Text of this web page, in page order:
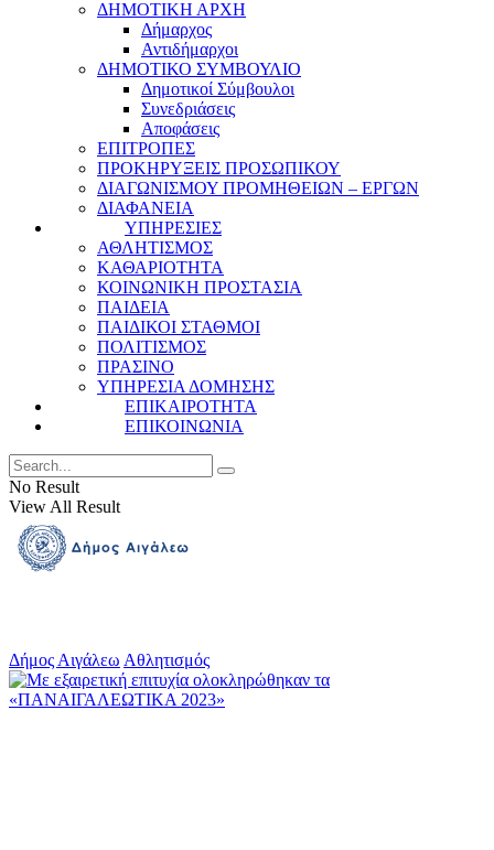
ΔΗΜΟΤΙΚΗ ΑΡΧΗ
Δήμαρχος
Αντιδήμαρχοι
ΔΗΜΟΤΙΚΟ ΣΥΜΒΟΥΛΙΟ
Δημοτικοί Σύμβουλοι
Συνεδριάσεις
Αποφάσεις
ΕΠΙΤΡΟΠΕΣ
ΠΡΟΚΗΡΥΞΕΙΣ ΠΡΟΣΩΠΙΚΟΥ
ΔΙΑΓΩΝΙΣΜΟΥ ΠΡΟΜΗΘΕΙΩΝ – ΕΡΓΩΝ
ΔΙΑΦΑΝΕΙΑ
ΥΠΗΡΕΣΙΕΣ
ΑΘΛΗΤΙΣΜΟΣ
ΚΑΘΑΡΙΟΤΗΤΑ
ΚΟΙΝΩΝΙΚΗ ΠΡΟΣΤΑΣΙΑ
ΠΑΙΔΕΙΑ
ΠΑΙΔΙΚΟΙ ΣΤΑΘΜΟΙ
ΠΟΛΙΤΙΣΜΟΣ
ΠΡΑΣΙΝΟ
ΥΠΗΡΕΣΙΑ ΔΟΜΗΣΗΣ
ΕΠΙΚΑΙΡΟΤΗΤΑ
ΕΠΙΚΟΙΝΩΝΙΑ
No Result
View All Result
Δήμος Αιγάλεω Αθλητισμός